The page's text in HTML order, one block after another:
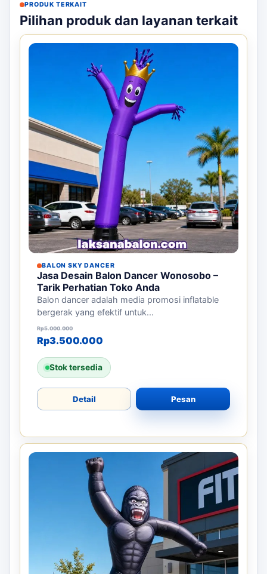
PRODUK TERKAIT
Pilihan produk dan layanan terkait
BALON SKY DANCER
Jasa Desain Balon Dancer Wonosobo –
Tarik Perhatian Toko Anda
Balon dancer adalah media promosi inflatable
bergerak yang efektif untuk...
Rp5.000.000
Harga aslinya adalah: Rp5.000.000.
Rp3.500.000
Harga saat ini adalah: Rp3.500.000.
Stok tersedia
Detail Pesan